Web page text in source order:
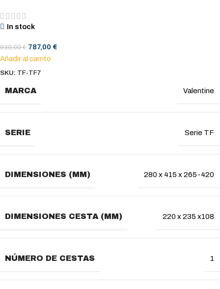
In stock
930,00€ 787,00 €
Añadir al carrito
SKU: TF-TF7
MARCA Valentine
SERIE Serie TF
DIMENSIONES (MM) 280 x 415 x 265-420
DIMENSIONES CESTA (MM) 220 x 235 x108
NÚMERO DE CESTAS 1